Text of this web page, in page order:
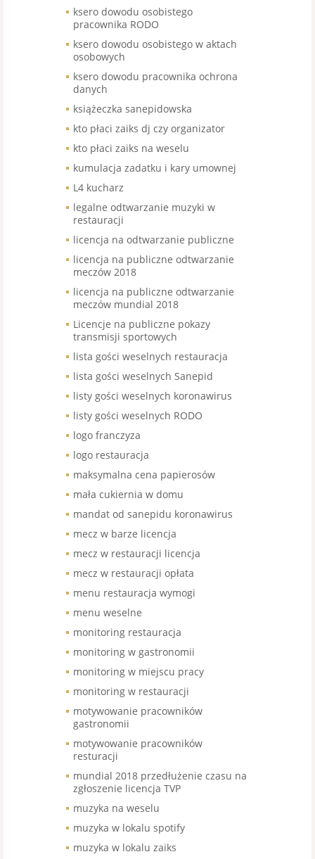
ksero dowodu osobistego
pracownika RODO
ksero dowodu osobistego w aktach
osobowych
ksero dowodu pracownika ochrona
danych
książeczka sanepidowska
kto płaci zaiks dj czy organizator
kto płaci zaiks na weselu
kumulacja zadatku i kary umownej
L4 kucharz
legalne odtwarzanie muzyki w
restauracji
licencja na odtwarzanie publiczne
licencja na publiczne odtwarzanie
meczów 2018
licencja na publiczne odtwarzanie
meczów mundial 2018
Licencje na publiczne pokazy
transmisji sportowych
lista gości weselnych restauracja
lista gości weselnych Sanepid
listy gości weselnych koronawirus
listy gości weselnych RODO
logo franczyza
logo restauracja
maksymalna cena papierosów
mała cukiernia w domu
mandat od sanepidu koronawirus
mecz w barze licencja
mecz w restauracji licencja
mecz w restauracji opłata
menu restauracja wymogi
menu weselne
monitoring restauracja
monitoring w gastronomii
monitoring w miejscu pracy
monitoring w restauracji
motywowanie pracowników
gastronomii
motywowanie pracowników
resturacji
mundial 2018 przedłużenie czasu na
zgłoszenie licencja TVP
muzyka na weselu
muzyka w lokalu spotify
muzyka w lokalu zaiks